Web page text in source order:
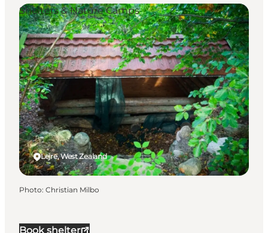
Book shelter
Lejre, West Zealand
Shelters & Nature Camps
Photo: Christian Milbo